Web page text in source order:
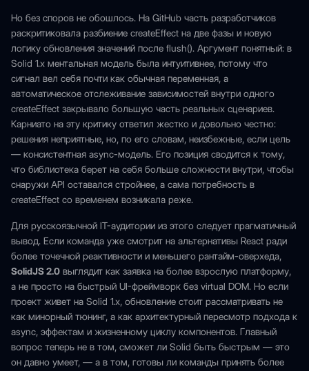
Но без споров не обошлось. На GitHub часть разработчиков
раскритиковала разбиение createEffect на две фазы и новую
логику обновления значений после flush(). Аргумент понятный: в
Solid 1.x ментальная модель была интуитивнее, потому что
сигнал вел себя почти как обычная переменная, а
автоматическое отслеживание зависимостей внутри одного
createEffect закрывало большую часть реальных сценариев.
Карниато на эту критику ответил жестко и довольно честно:
решения неприятные, но, по его словам, неизбежные, если цель
— консистентная async-модель. Его позиция сводится к тому,
что библиотека берет на себя больше сложности внутри, чтобы
снаружи API оставался стройнее, а сама потребность в
createEffect со временем возникала реже.
Для русскоязычной IT-аудитории из этого следует прагматичный
вывод. Если команда уже смотрит на альтернативы React ради
более точечной реактивности и меньшего рантайм-оверхеда,
SolidJS 2.0 выглядит как заявка на более взрослую платформу,
а не просто на быстрый UI-фреймворк без virtual DOM. Но если
проект живет на Solid 1.x, обновление стоит рассматривать не
как минорный тюнинг, а как архитектурный пересмотр подхода к
async, эффектам и жизненному циклу компонентов. Главный
вопрос теперь не в том, сможет ли Solid быть быстрым — это
он давно умеет, — а в том, готовы ли команды принять более